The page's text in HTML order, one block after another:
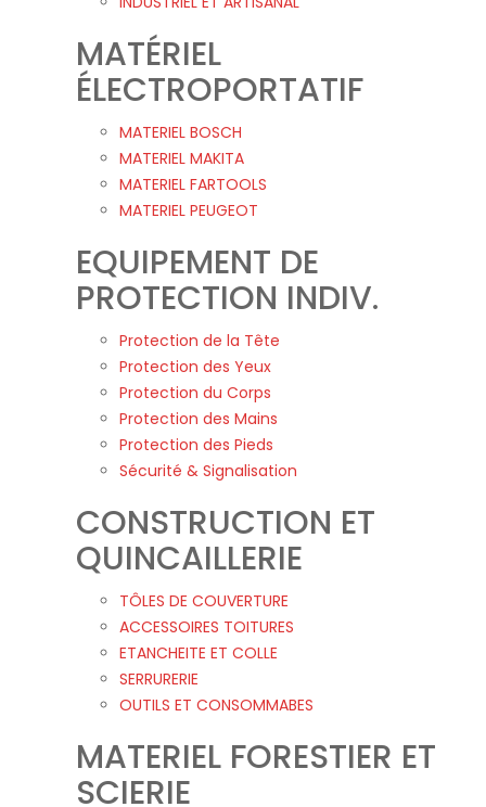
MATÉRIEL
ÉLECTROPORTATIF
MATERIEL BOSCH
MATERIEL MAKITA
MATERIEL FARTOOLS
MATERIEL PEUGEOT
EQUIPEMENT DE
PROTECTION INDIV.
Protection de la Tête
Protection des Yeux
Protection du Corps
Protection des Mains
Protection des Pieds
Sécurité & Signalisation
CONSTRUCTION ET
QUINCAILLERIE
TÔLES DE COUVERTURE
ACCESSOIRES TOITURES
ETANCHEITE ET COLLE
SERRURERIE
OUTILS ET CONSOMMABES
MATERIEL FORESTIER ET
SCIERIE